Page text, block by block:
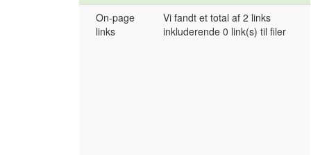
On-page
links
Vi fandt et total af 2 links
inkluderende 0 link(s) til filer